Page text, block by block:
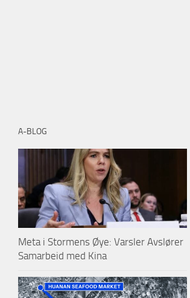
A-BLOG
Meta i Stormens Øye: Varsler Avslører
Samarbeid med Kina